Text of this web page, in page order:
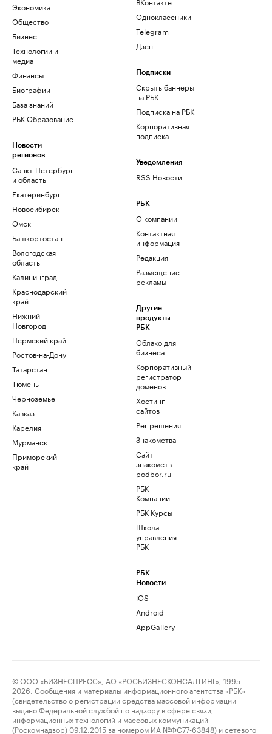
Экономика
Общество
Бизнес
Технологии и
медиа
Финансы
Биографии
База знаний
РБК Образование
Новости
регионов
Санкт-Петербург
и область
Екатеринбург
Новосибирск
Омск
Башкортостан
Вологодская
область
Калининград
Краснодарский
край
Нижний
Новгород
Пермский край
Ростов-на-Дону
Татарстан
Тюмень
Черноземье
Кавказ
Карелия
Мурманск
Приморский
край
Одноклассники
Telegram
Дзен
Подписки
Скрыть баннеры
на РБК
Подписка на РБК
Корпоративная
подписка
Уведомления
RSS Новости
РБК
О компании
Контактная
информация
Редакция
Размещение
рекламы
Другие
продукты
РБК
Облако для
бизнеса
Корпоративный
регистратор
доменов
Хостинг
сайтов
Рег.решения
Знакомства
Сайт
знакомств
podbor.ru
РБК
Компании
РБК Курсы
Школа
управления
РБК
РБК
Новости
iOS
Android
AppGallery
© ООО «БИЗНЕСПРЕСС», АО «РОСБИЗНЕСКОНСАЛТИНГ», 1995–
2026. Сообщения и материалы информационного агентства «РБК»
(свидетельство о регистрации средства массовой информации
выдано Федеральной службой по надзору в сфере связи,
информационных технологий и массовых коммуникаций
(Роскомнадзор) 09.12.2015 за номером ИА №ФС77-63848) и сетевого